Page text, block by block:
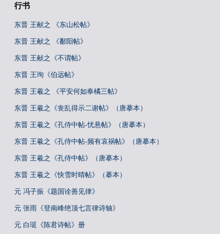
行书
东晋 王献之 《东山松帖》
东晋 王献之 《鄱阳帖》
东晋 王献之《不谓帖》
东晋 王珣《伯远帖》
东晋 王羲之 《平安何如奉橘三帖》
东晋 王羲之《丧乱得示二谢帖》（唐摹本）
东晋 王羲之《孔侍中帖-忧悬帖》（唐摹本）
东晋 王羲之《孔侍中帖-频有哀祸帖》（唐摹本）
东晋 王羲之《孔侍中帖》（唐摹本）
东晋 王羲之《快雪时晴帖》（摹本）
元 冯子振《题国诠善见律》
元 张雨《登南峰绝顶七言律诗轴》
元 白珽《陈君诗帖》册